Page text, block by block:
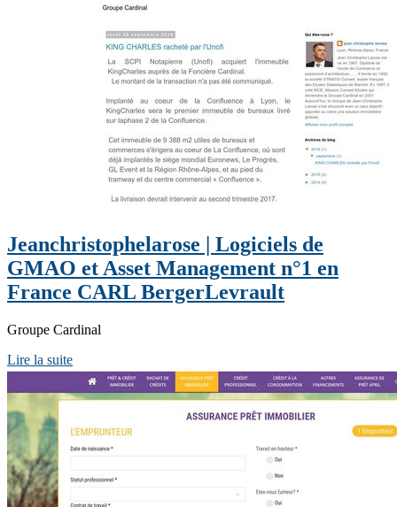
Jeanchristophelarose | Logiciels de
GMAO et Asset Management n°1 en
France CARL BergerLevrault
Groupe Cardinal
Lire la suite